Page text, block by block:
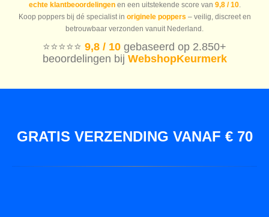
echte klantbeoordelingenen een uitstekende score van 9,8 / 10.
Koop poppers bij dé specialist in originele poppers – veilig, discreet en
betrouwbaar verzonden vanuit Nederland.
⭐️⭐️⭐️⭐️⭐️ 9,8 / 10 gebaseerd op 2.850+
beoordelingen bij WebshopKeurmerk
GRATIS VERZENDING VANAF € 70